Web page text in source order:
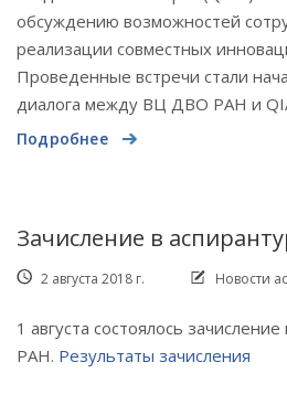
обсуждению возможностей
реализации совместных
Проведенные встречи стали
диалога между ВЦ ДВО РАН и
Подробнее
Зачисление в
2 августа 2018 г. Новости
1 августа состоялось
РАН. Результаты зачисления